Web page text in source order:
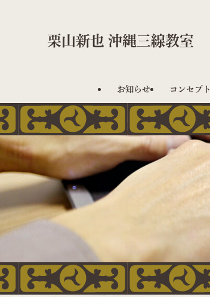
栗山新也 沖縄三線教室
お知らせ コンセプト